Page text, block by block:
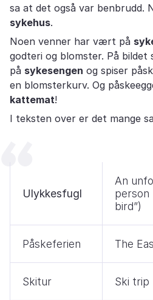
sa at det også var benbrudd.
sykehus.
Noen venner har vært på
godteri og blomster. På bildet
på sykesengen og spiser
en blomsterkurv. Og
kattemat!
I teksten over er det mange
Ulykkesfugl
An
person
bird”)
Påskeferien The
Skitur Ski trip